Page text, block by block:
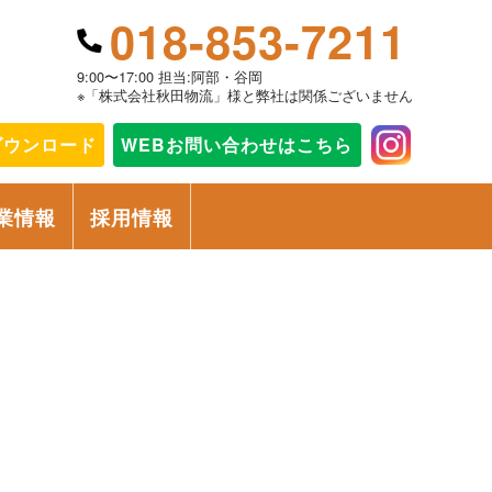
018-853-7211
9:00〜17:00 担当:阿部・谷岡
※「株式会社秋田物流」様と弊社は関係ございません
ンロード WEBお問い合わせはこちら
情報 採用情報